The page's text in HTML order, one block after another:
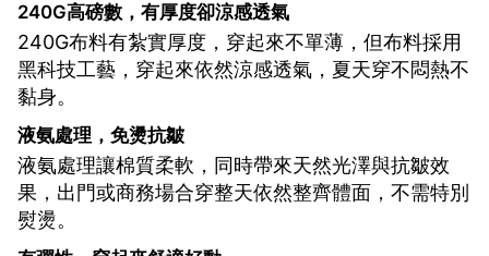
240G高磅數，有厚度卻涼感透氣
240G布料有紮實厚度，穿起來不單薄，但布料採用
黑科技工藝，穿起來依然涼感透氣，夏天穿不悶熱不
黏身。
液氨處理，免燙抗皺
液氨處理讓棉質柔軟，同時帶來天然光澤與抗皺效
果，出門或商務場合穿整天依然整齊體面，不需特別
熨燙。